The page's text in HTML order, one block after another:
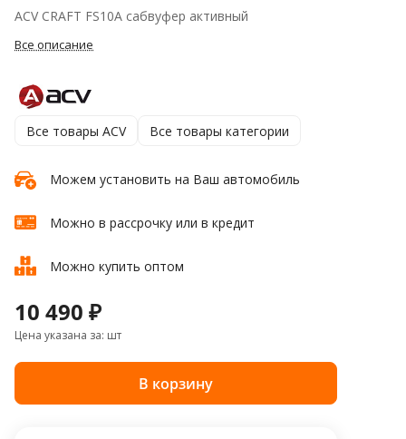
ACV CRAFT FS10A сабвуфер активный
Все описание
Все товары ACV Все товары категории
Можем установить на Ваш автомобиль
Можно в рассрочку или в кредит
Можно купить оптом
10 490 ₽
Цена указана за: шт
В корзину